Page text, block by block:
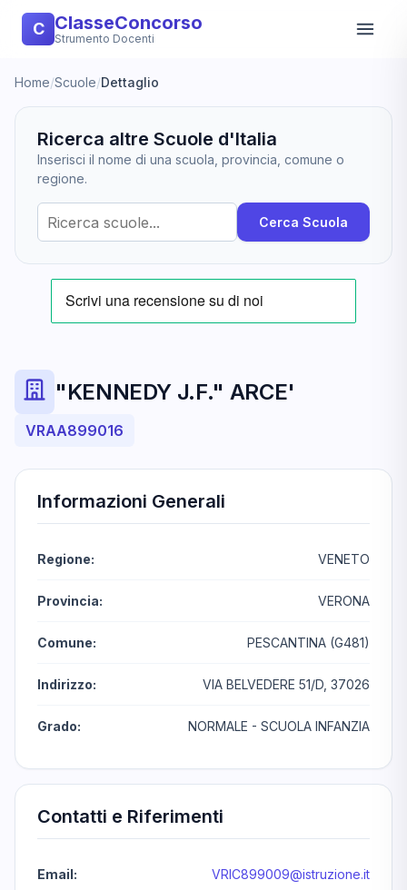
C ClasseConcorso
Strumento Docenti
Home/Scuole/Dettaglio
Ricerca altre Scuole d'Italia
Inserisci il nome di una scuola, provincia, comune o
regione.
Cerca Scuola
"KENNEDY J.F." ARCE'
VRAA899016
Informazioni Generali
Regione: VENETO
Provincia: VERONA
Comune: PESCANTINA (G481)
Indirizzo: VIA BELVEDERE 51/D, 37026
Grado: NORMALE - SCUOLA INFANZIA
Contatti e Riferimenti
Email: VRIC899009@istruzione.it